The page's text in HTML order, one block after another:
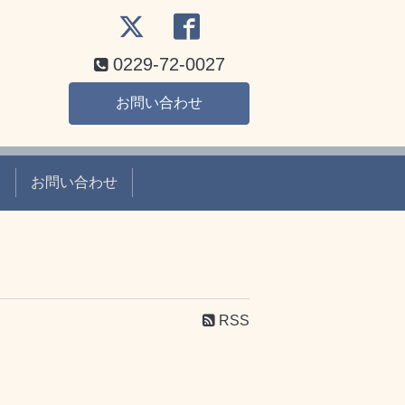
0229-72-0027
お問い合わせ
お問い合わせ
RSS